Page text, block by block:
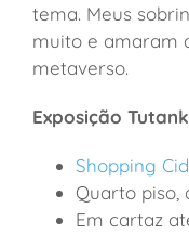
tema. Meus
muito e amaram
metaverso.
Exposição
Shopping
Quarto piso,
Em cartaz